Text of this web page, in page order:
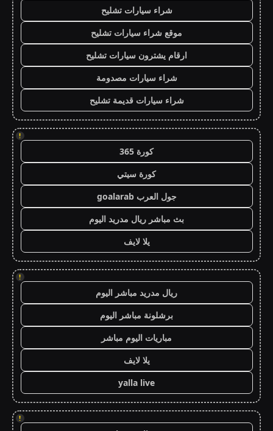
شراء سيارات تشليح
موقع شراء سيارات تشليح
ارقام يشترون سيارات تشليح
شراء سيارات مصدومة
شراء سيارات قديمة تشليح
!
كورة 365
كورة سيتي
جول العرب goalarab
بث مباشر ريال مدريد اليوم
يلا لايف
!
ريال مدريد مباشر اليوم
برشلونة مباشر اليوم
مباريات اليوم مباشر
يلا لايف
yalla live
!